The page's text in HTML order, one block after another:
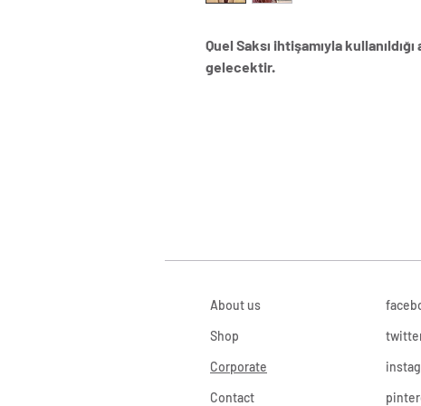
Quel Saksı ihtişamıyla
gelecektir.
About us
Shop
Corporate
Contact